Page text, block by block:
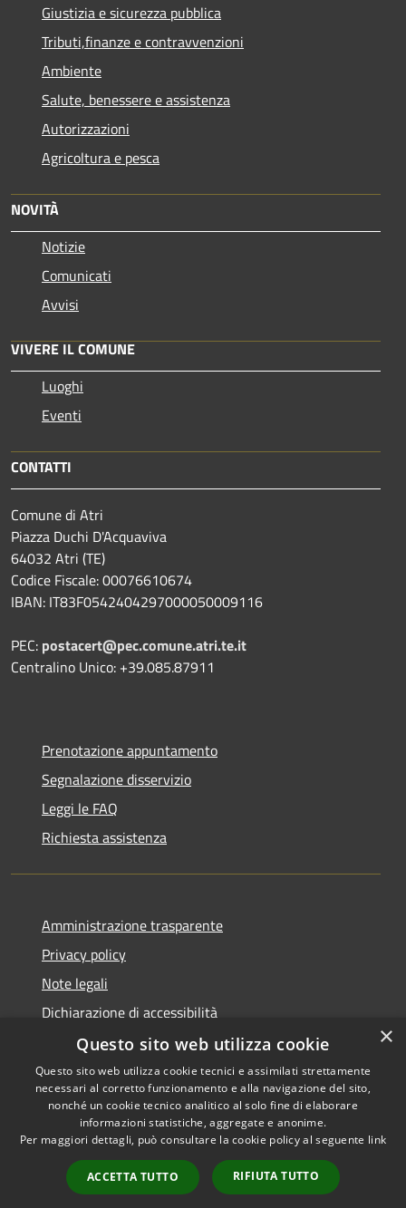
Giustizia e sicurezza pubblica
Tributi,finanze e contravvenzioni
Ambiente
Salute, benessere e assistenza
Autorizzazioni
Agricoltura e pesca
NOVITÀ
Notizie
Comunicati
Avvisi
VIVERE IL COMUNE
Luoghi
Eventi
CONTATTI
Comune di Atri
Piazza Duchi D'Acquaviva
64032 Atri (TE)
Codice Fiscale: 00076610674
IBAN: IT83F0542404297000050009116
PEC: postacert@pec.comune.atri.te.it
Centralino Unico: +39.085.87911
Prenotazione appuntamento
Segnalazione disservizio
Leggi le FAQ
Richiesta assistenza
Amministrazione trasparente
Privacy policy
Note legali
Dichiarazione di accessibilità
Accessibilità
Privacy
Mappa del sito
Copyright © 2026 • Comune di
Atri • Powered by
Municipium•Accesso
redazione
×
Questo sito web utilizza cookie
Questo sito web utilizza cookie tecnici e assimilati strettamente
necessari al corretto funzionamento e alla navigazione del sito,
nonché un cookie tecnico analitico al solo fine di elaborare
informazioni statistiche, aggregate e anonime.
Per maggiori dettagli, può consultare la cookie policy al seguente link
ACCETTA TUTTO RIFIUTA TUTTO